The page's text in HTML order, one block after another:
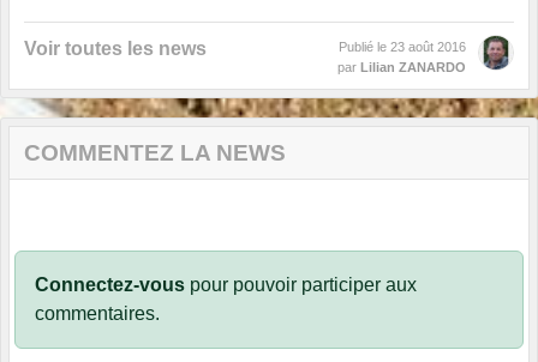
Voir toutes les news Publié le 23 août 2016
par Lilian ZANARDO
COMMENTEZ LA NEWS
Connectez-vous pour pouvoir participer aux
commentaires.